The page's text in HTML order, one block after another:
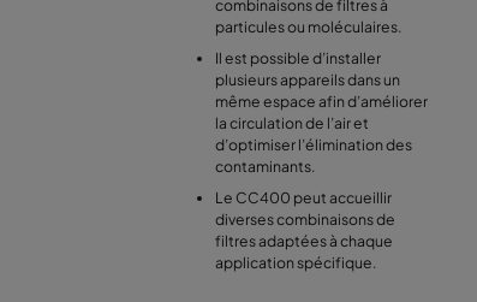
combinaisons de filtres à
particules ou moléculaires.
Il est possible d’installer
plusieurs appareils dans un
même espace afin d’améliorer
la circulation de l’air et
d’optimiser l’élimination des
contaminants.
Le CC400 peut accueillir
diverses combinaisons de
filtres adaptées à chaque
application spécifique.